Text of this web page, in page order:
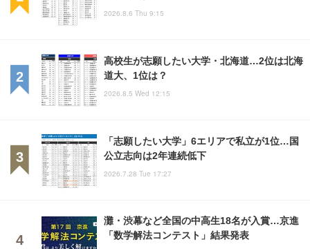
2026.8.6 Thu 9:15
高校生が志願したい大学・北海道…2位は北海
道大、1位は？
2026.8.5 Wed 12:15
「志願したい大学」6エリアで私立が1位…国
公立志向は2年連続低下
2026.7.28 Tue 17:27
灘・渋幕など全国の中高生18名が入賞…京進
「数学解法コンテスト」結果発表